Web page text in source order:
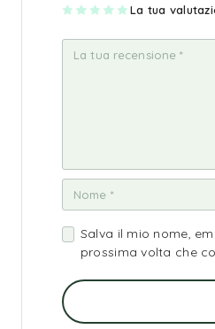
La tua
1
a
2
e
su
5
3
e
su
5
4
e
su
5
5
e
su
5
Salva il mio nome,
prossima volta che